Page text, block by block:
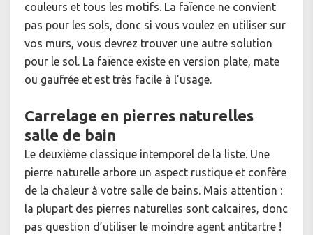
couleurs et tous les motifs. La faïence ne convient
pas pour les sols, donc si vous voulez en utiliser sur
vos murs, vous devrez trouver une autre solution
pour le sol. La faïence existe en version plate, mate
ou gaufrée et est très facile à l’usage.
Carrelage en pierres naturelles
salle de bain
Le deuxième classique intemporel de la liste. Une
pierre naturelle arbore un aspect rustique et confère
de la chaleur à votre salle de bains. Mais attention :
la plupart des pierres naturelles sont calcaires, donc
pas question d’utiliser le moindre agent antitartre !